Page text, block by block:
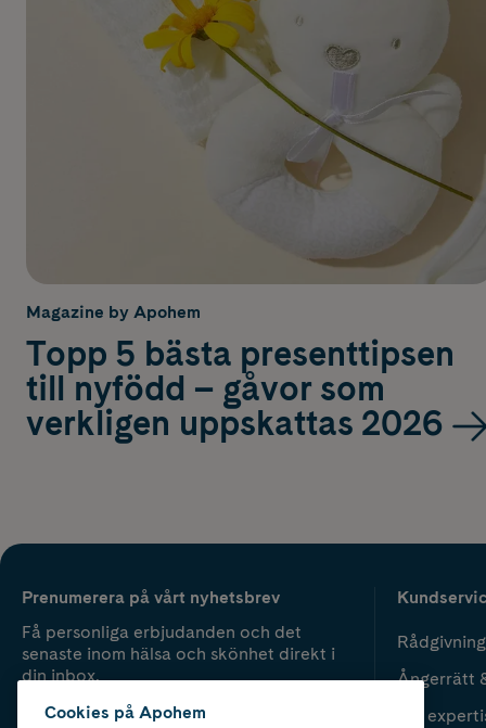
Magazine by Apohem
Topp 5 bästa presenttipsen
till nyfödd – gåvor som
verkligen uppskattas 2026
Prenumerera på vårt nyhetsbrev
Få personliga erbjudanden och det
senaste inom hälsa och skönhet direkt i
din inbox.
Ångerrätt
Vår
Cookies på Apohem